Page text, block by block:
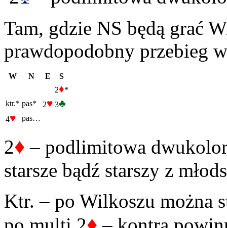
Tam, gdzie NS będą grać
prawdopodobny przebieg
W N E
S
2♦*
ktr.* pas* 2♥ 3♣
4♥ pas…
2♦ – podlimitowa
starsze bądź starszy z
Ktr. – po Wilkoszu można